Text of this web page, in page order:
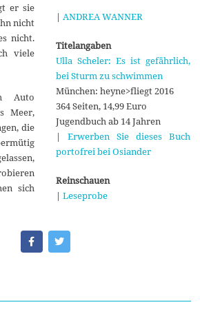
er sie
nicht
nicht.
viele
Auto
Meer,
die
sich
| ANDREA WANNER
Titelangaben
Ulla Scheler: Es ist gefährlich,
bei Sturm zu schwimmen
München: heyne>fliegt 2016
364 Seiten, 14,99 Euro
Jugendbuch ab 14 Jahren
| Erwerben Sie dieses Buch
portofrei bei Osiander
Reinschauen
| Leseprobe